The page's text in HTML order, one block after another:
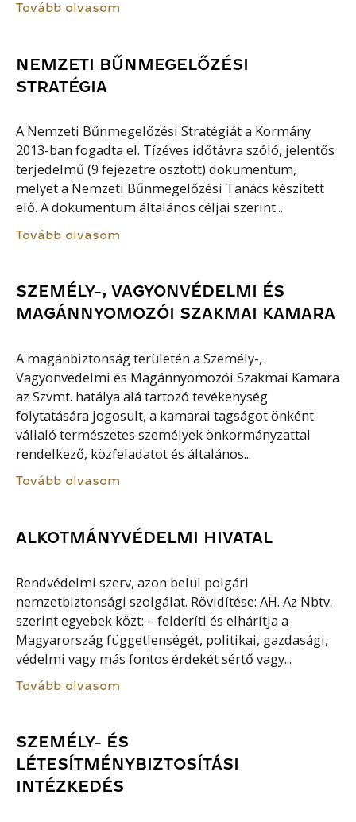
Tovább olvasom
NEMZETI BŰNMEGELŐZÉSI
STRATÉGIA
A Nemzeti Bűnmegelőzési Stratégiát a Kormány
2013-ban fogadta el. Tízéves időtávra szóló, jelentős
terjedelmű (9 fejezetre osztott) dokumentum,
melyet a Nemzeti Bűnmegelőzési Tanács készített
elő. A dokumentum általános céljai szerint...
Tovább olvasom
SZEMÉLY-, VAGYONVÉDELMI ÉS
MAGÁNNYOMOZÓI SZAKMAI KAMARA
A magánbiztonság területén a Személy-,
Vagyonvédelmi és Magánnyomozói Szakmai Kamara
az Szvmt. hatálya alá tartozó tevékenység
folytatására jogosult, a kamarai tagságot önként
vállaló természetes személyek önkormányzattal
rendelkező, közfeladatot és általános...
Tovább olvasom
ALKOTMÁNYVÉDELMI HIVATAL
Rendvédelmi szerv, azon belül polgári
nemzetbiztonsági szolgálat. Rövidítése: AH. Az Nbtv.
szerint egyebek közt: – felderíti és elhárítja a
Magyarország függetlenségét, politikai, gazdasági,
védelmi vagy más fontos érdekét sértő vagy...
Tovább olvasom
SZEMÉLY- ÉS
LÉTESÍTMÉNYBIZTOSÍTÁSI
INTÉZKEDÉS